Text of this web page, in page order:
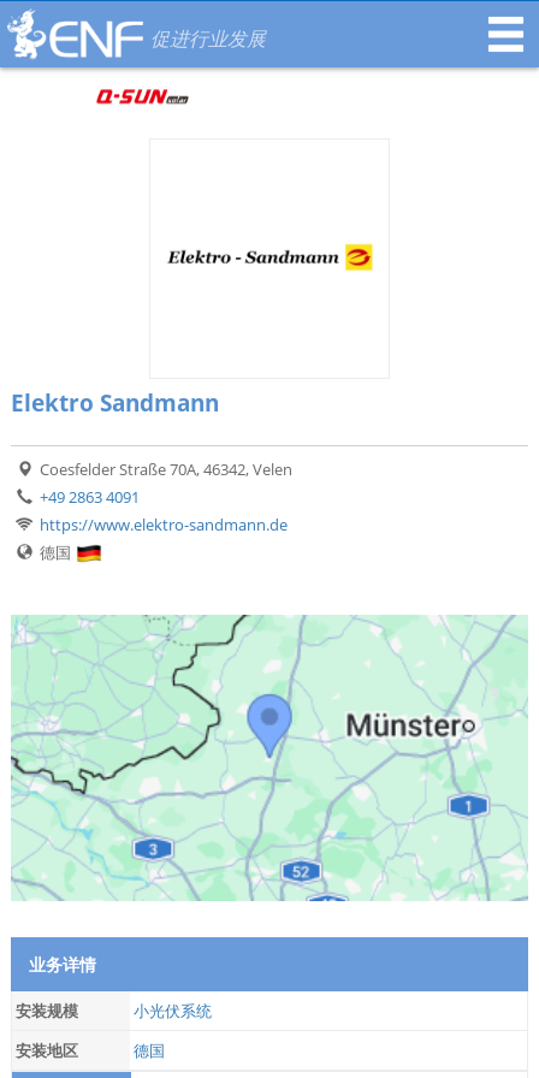
促进行业发展
Elektro Sandmann
Coesfelder Straße 70A, 46342, Velen
+49 2863 4091
https://www.elektro-sandmann.de
德国
业务详情
安装规模
小光伏系统
安装地区
德国